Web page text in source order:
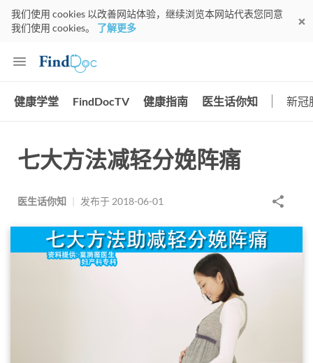
我们使用 cookies 以改善网站体验，继续浏览本网站代表您同意
我们使用 cookies。 了解更多
健康学堂 FindDocTV 健康指南 医生话你知 新冠
七大方法减轻分娩阵痛
医生话你知 | 发布于 2018-06-01